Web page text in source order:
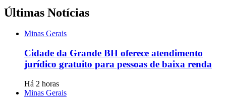
Últimas Notícias
Minas Gerais
Cidade da Grande BH oferece atendimento
jurídico gratuito para pessoas de baixa renda
Há 2 horas
Minas Gerais